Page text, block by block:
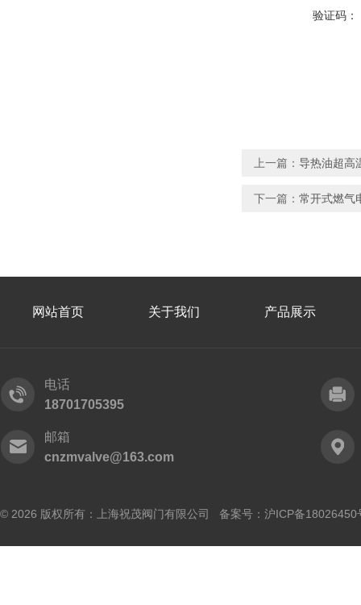
验证码：
上一篇： 导热油超高
下一篇： 常开式燃气
网站首页 关于我们 产品展示
电话
18701705395
邮箱
cnzmvalve@163.com
© 2026 版权所有：上海祝茂阀门有限公司 备案号： 沪ICP备18026450